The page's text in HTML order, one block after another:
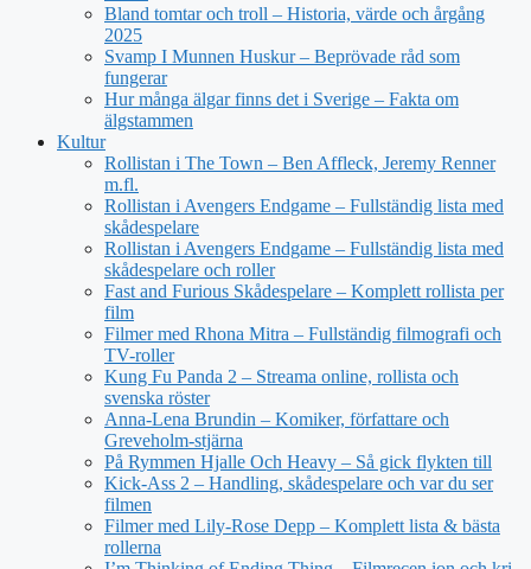
Bland tomtar och troll – Historia, värde och årgång
2025
Svamp I Munnen Huskur – Beprövade råd som
fungerar
Hur många älgar finns det i Sverige – Fakta om
älgstammen
Kultur
Rollistan i The Town – Ben Affleck, Jeremy Renner
m.fl.
Rollistan i Avengers Endgame – Fullständig lista med
skådespelare
Rollistan i Avengers Endgame – Fullständig lista med
skådespelare och roller
Fast and Furious Skådespelare – Komplett rollista per
film
Filmer med Rhona Mitra – Fullständig filmografi och
TV-roller
Kung Fu Panda 2 – Streama online, rollista och
svenska röster
Anna-Lena Brundin – Komiker, författare och
Greveholm-stjärna
På Rymmen Hjalle Och Heavy – Så gick flykten till
Kick-Ass 2 – Handling, skådespelare och var du ser
filmen
Filmer med Lily-Rose Depp – Komplett lista & bästa
rollerna